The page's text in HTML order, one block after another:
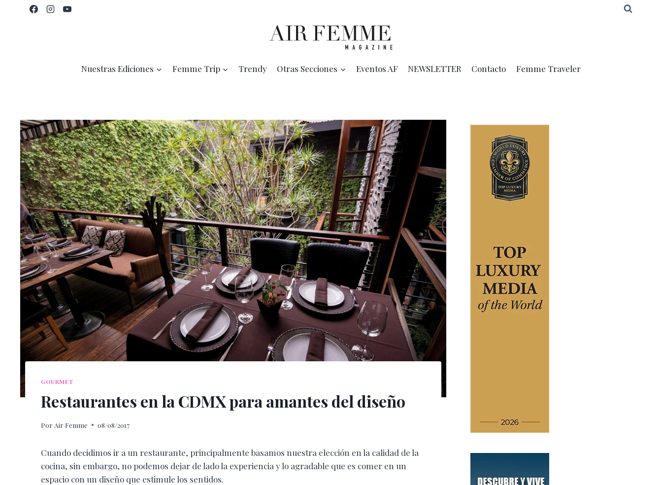
Nuestras Ediciones Femme Trip Trendy Otras Secciones Eventos AF NEWSLETTER Contacto Femme Traveler
GOURMET
Restaurantes en la CDMX para amantes del diseño
Por Air Femme 08/08/2017
Cuando decidimos ir a un restaurante, principalmente basamos nuestra elección en la calidad de la
cocina, sin embargo, no podemos dejar de lado la experiencia y lo agradable que es comer en un
espacio con un diseño que estimule los sentidos.